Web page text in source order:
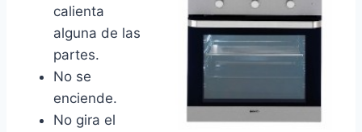
calienta
alguna de las
partes.
No se
enciende.
No gira el